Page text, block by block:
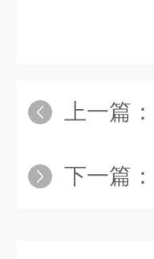
上一篇：
下一篇：